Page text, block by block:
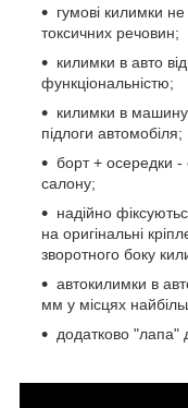
гумові килимки
токсичних речовин;
килимки в авто
функціональністю;
килимки в машину
підлоги автомобіля;
борт + осередки -
салону;
надійно
на оригінальні
зворотного боку
автокилимки в
мм у місцях
додатково "лапа"